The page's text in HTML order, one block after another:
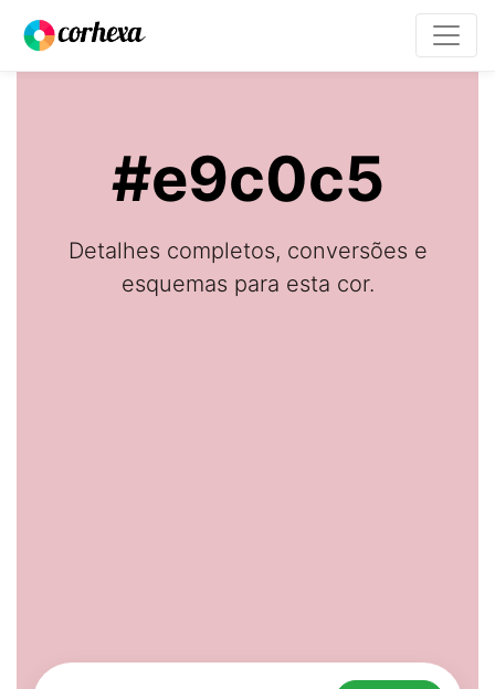
#e9c0c5
Detalhes completos, conversões e
esquemas para esta cor.